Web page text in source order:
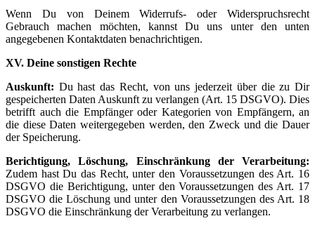
Wenn Du von Deinem Widerrufs- oder Widerspruchsrecht
Gebrauch machen möchten, kannst Du uns unter den unten
angegebenen Kontaktdaten benachrichtigen.
XV. Deine sonstigen Rechte
Auskunft: Du hast das Recht, von uns jederzeit über die zu Dir
gespeicherten Daten Auskunft zu verlangen (Art. 15 DSGVO). Dies
betrifft auch die Empfänger oder Kategorien von Empfängern, an
die diese Daten weitergegeben werden, den Zweck und die Dauer
der Speicherung.
Berichtigung, Löschung, Einschränkung der Verarbeitung:
Zudem hast Du das Recht, unter den Voraussetzungen des Art. 16
DSGVO die Berichtigung, unter den Voraussetzungen des Art. 17
DSGVO die Löschung und unter den Voraussetzungen des Art. 18
DSGVO die Einschränkung der Verarbeitung zu verlangen.